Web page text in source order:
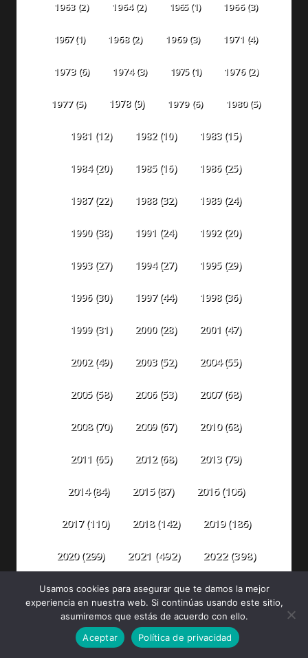
1963 (2) 1964(2) 1965(1) 1966(3)
1967(1) 1968(2) 1969(3) 1971 (4)
1973(6) 1974(3) 1975(1) 1976(2)
1977(5) 1978(9) 1979(6) 1980(5)
1981 (12) 1982(10) 1983(15)
1984(20) 1985(16) 1986(25)
1987(22) 1988(32) 1989(24)
1990(38) 1991 (24) 1992(20)
1993(27) 1994(27) 1995(29)
1996(30) 1997(44) 1998(36)
1999(31) 2000(28) 2001 (47)
2002(49) 2003(52) 2004(55)
2005(58) 2006(53) 2007(68)
2008(70) 2009(67) 2010(68)
2011 (65) 2012(68) 2013(79)
2014(84) 2015(87) 2016(106)
2017(110) 2018(142) 2019(186)
2020(299) 2021 (492) 2022(398)
2023(304) 2024(316) 2025(330)
2026 (82)
Usamos cookies para asegurar que te damos la mejor
experiencia en nuestra web. Si continúas usando este sitio,
asumiremos que estás de acuerdo con ello.
Aceptar
Política de privacidad